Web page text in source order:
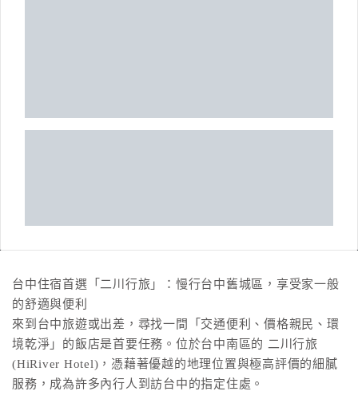
台中住宿首選「二川行旅」：慢行台中舊城區，享受家一般
的舒適與便利
來到台中旅遊或出差，尋找一間「交通便利、價格親民、環
境乾淨」的飯店是首要任務。位於台中南區的 二川行旅
(HiRiver Hotel)，憑藉著優越的地理位置與極高評價的細膩
服務，成為許多內行人到訪台中的指定住處。